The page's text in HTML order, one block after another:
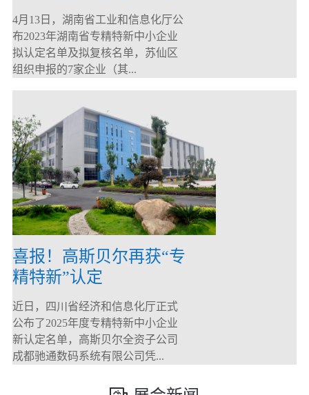
企业
4月13日，湖南省工业和信息化厅公
布2023年湖南省专精特新中小企业
拟认定名单及拟复核名单，苏仙区
组织申报的7家企业（其...
喜报！高斯贝尔再获“专
精特新”认定
近日，四川省经济和信息化厅正式
公布了2025年度专精特新中小企业
新认定名单，高斯贝尔全资子公司
成都驰通数码系统有限公司凭...